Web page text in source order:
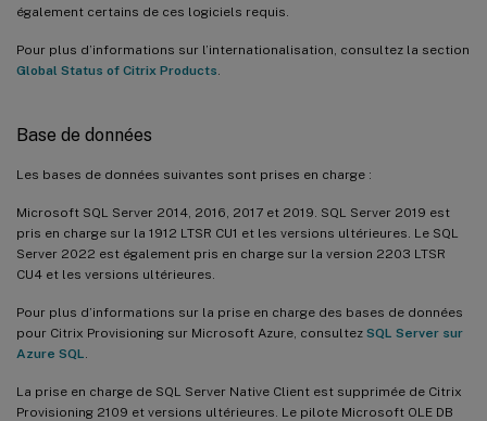
également certains de ces logiciels requis.
Pour plus d’informations sur l’internationalisation, consultez la section
Global Status of Citrix Products
Base de données
Les bases de données suivantes sont prises en charge :
Microsoft SQL Server 2014, 2016, 2017 et 2019. SQL Server 2019 est
pris en charge sur la 1912 LTSR CU1 et les versions ultérieures. Le SQL
Server 2022 est également pris en charge sur la version 2203 LTSR
CU4 et les versions ultérieures.
Pour plus d’informations sur la prise en charge des bases de données
pour Citrix Provisioning sur Microsoft Azure, consultez SQL Server sur
Azure SQL
La prise en charge de SQL Server Native Client est supprimée de Citrix
Provisioning 2109 et versions ultérieures. Le pilote Microsoft OLE DB